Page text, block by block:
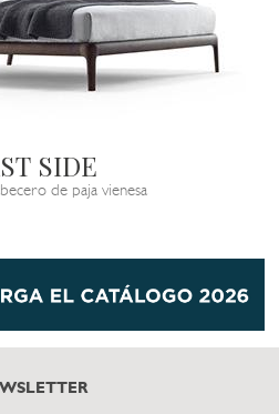
SIDE
de paja vienesa